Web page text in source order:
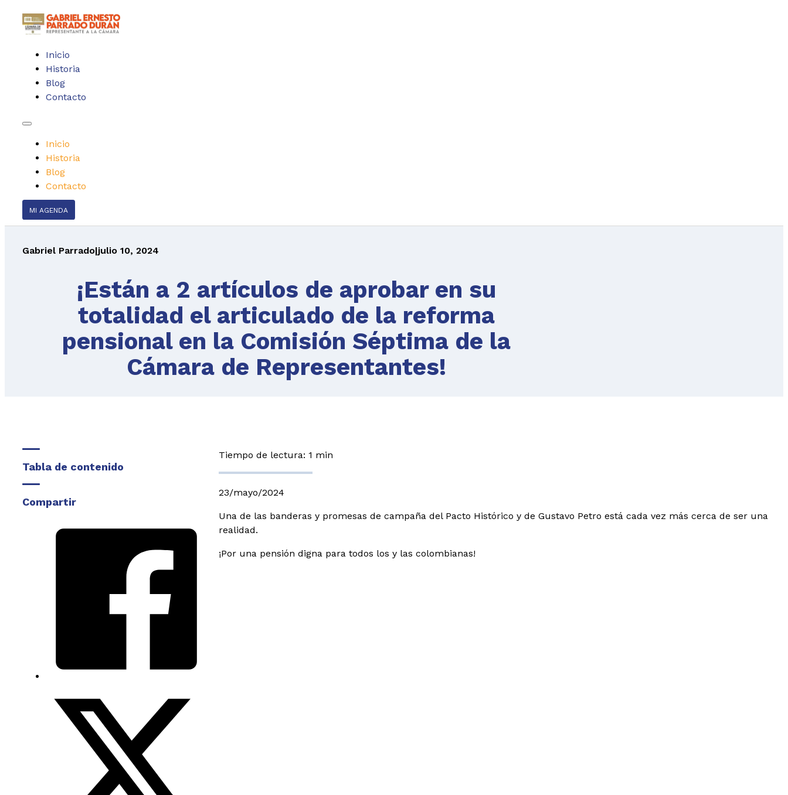
Inicio
Historia
Blog
Contacto
Inicio
Historia
Blog
Contacto
MI AGENDA
Gabriel Parrado|julio 10, 2024
¡Están a 2 artículos de aprobar en su
totalidad el articulado de la reforma
pensional en la Comisión Séptima de la
Cámara de Representantes!
Tabla de contenido
Compartir
Tiempo de lectura: 1 min
23/mayo/2024
Una de las banderas y promesas de campaña del Pacto Histórico y de Gustavo Petro está cada vez más cerca de ser una
realidad.
¡Por una pensión digna para todos los y las colombianas!